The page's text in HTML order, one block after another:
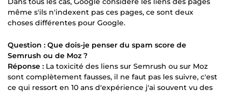
même s'ils n'indexent pas ces pages, ce sont deux
choses différentes pour Google.
Question : Que dois-je penser du spam score de
Semrush ou de Moz ?
Réponse : La toxicité des liens sur Semrush ou sur Moz
sont complètement fausses, il ne faut pas les suivre, c'est
ce qui ressort en 10 ans d'expérience j'ai souvent vu des